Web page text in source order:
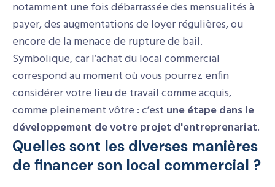
notamment une fois débarrassée des mensualités à
payer, des augmentations de loyer régulières, ou
encore de la menace de rupture de bail.
Symbolique, car l’achat du local commercial
correspond au moment où vous pourrez enfin
considérer votre lieu de travail comme acquis,
comme pleinement vôtre : c’est une étape dans le
développement de votre projet d'entreprenariat.
Quelles sont les diverses manières
de financer son local commercial ?